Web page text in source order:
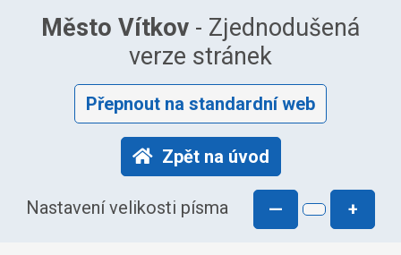
Město Vítkov - Zjednodušená
verze stránek
Přepnout na standardní web
Zpět na úvod
Nastavení velikosti písma — +